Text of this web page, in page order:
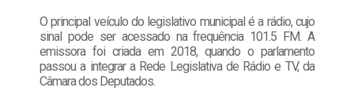
O principal veículo do legislativo municipal é a rádio, cujo
sinal pode ser acessado na frequência 101.5 FM. A
emissora foi criada em 2018, quando o parlamento
passou a integrar a Rede Legislativa de Rádio e TV, da
Câmara dos Deputados.